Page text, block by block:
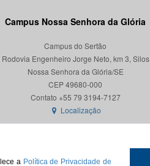
a Política de Privacidade de
Campus Nossa Senhora da Glória
Campus do Sertão
Rodovia Engenheiro Jorge Neto, km 3, Silos
Nossa Senhora da Glória/SE
CEP 49680-000
Contato +55 79 3194-7127
Localização